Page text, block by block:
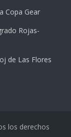
Copa Gear
Rojas-
de Las Flores
los derechos